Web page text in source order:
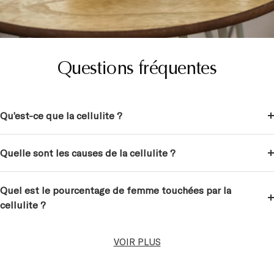
Questions fréquentes
Qu’est-ce que la cellulite ?
Quelle sont les causes de la cellulite ?
Quel est le pourcentage de femme touchées par la
cellulite ?
VOIR PLUS